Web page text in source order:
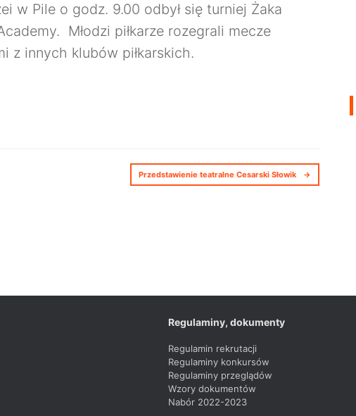
w Pile o godz. 9.00 odbył się turniej Żaka
Młodzi piłkarze rozegrali mecze
z innych klubów piłkarskich.
Przedstawienie teatralne Cesarski Słowik →
Regulaminy, dokumenty
Regulamin rekrutacji
Regulaminy konkursów
Regulaminy przeglądów
Wzory dokumentów
Nabór 2022-2023